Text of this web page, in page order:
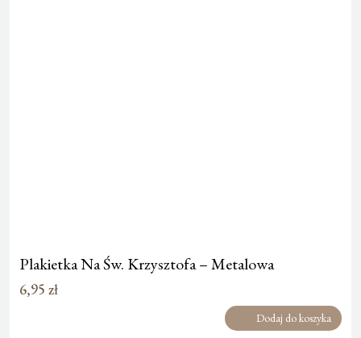
Plakietka Na Św. Krzysztofa – Metalowa
6,95 zł
Dodaj do koszyka